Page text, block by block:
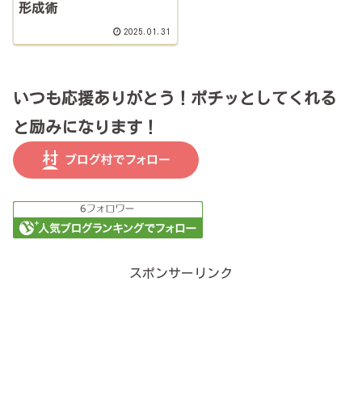
形成術
2025.01.31
いつも応援ありがとう！ポチッとしてくれる
と励みになります！
スポンサーリンク